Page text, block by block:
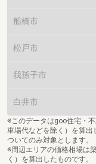
船橋市
松戸市
我孫子市
白井市
※このデータはgoo住宅・
車場代などを除く）を算
ついてのみ対象とします。
※周辺エリアの価格相場は
く）を算出したものです。